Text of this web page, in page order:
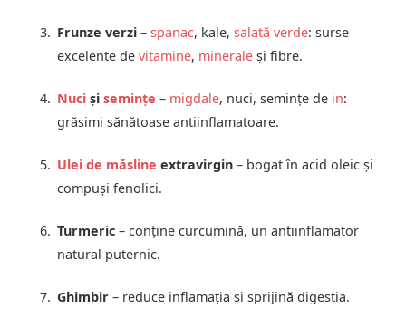
Frunze verzi – spanac, kale, salată verde: surse
excelente de vitamine, minerale și fibre.
Nuci și semințe – migdale, nuci, semințe de in:
grăsimi sănătoase antiinflamatoare.
Ulei de măsline extravirgin – bogat în acid oleic și
compuși fenolici.
Turmeric – conține curcumină, un antiinflamator
natural puternic.
Ghimbir – reduce inflamația și sprijină digestia.